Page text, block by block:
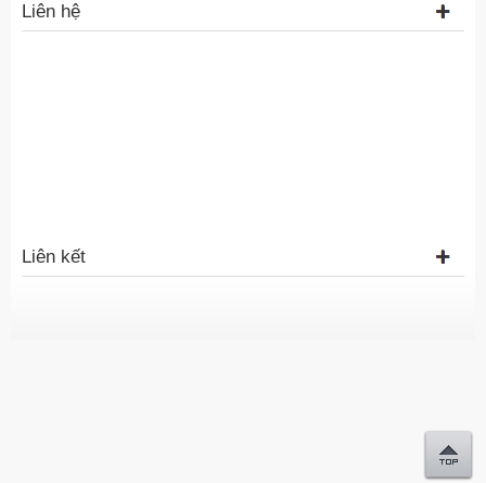
Liên hệ
Liên kết